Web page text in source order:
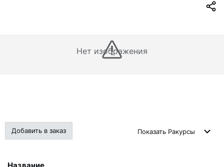
Нет изображения
Добавить в заказ Показать Ракурсы